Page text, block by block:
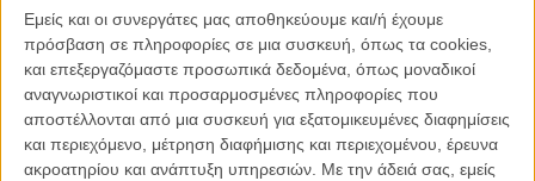
Εμείς και οι συνεργάτες μας αποθηκεύουμε και/ή έχουμε
πρόσβαση σε πληροφορίες σε μια συσκευή, όπως τα cookies,
και επεξεργαζόμαστε προσωπικά δεδομένα, όπως μοναδικοί
αναγνωριστικοί και προσαρμοσμένες πληροφορίες που
αποστέλλονται από μια συσκευή για εξατομικευμένες διαφημίσεις
και περιεχόμενο, μέτρηση διαφήμισης και περιεχομένου, έρευνα
ακροατηρίου και ανάπτυξη υπηρεσιών. Με την άδειά σας, εμείς
παιδί.